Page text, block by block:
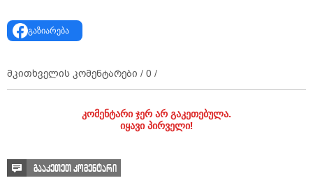
გაზიარება
მკითხველის კომენტარები / 0 /
კომენტარი ჯერ არ გაკეთებულა.
იყავი პირველი!
გააკეთეთ კომენტარი